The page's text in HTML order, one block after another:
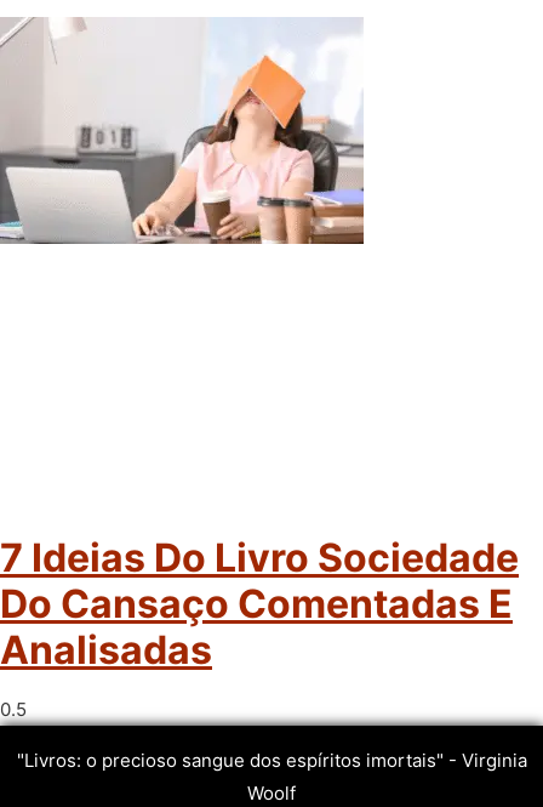
7 Ideias Do Livro Sociedade
Do Cansaço Comentadas E
Analisadas
"Livros: o precioso sangue dos espíritos imortais" - Virginia
Woolf